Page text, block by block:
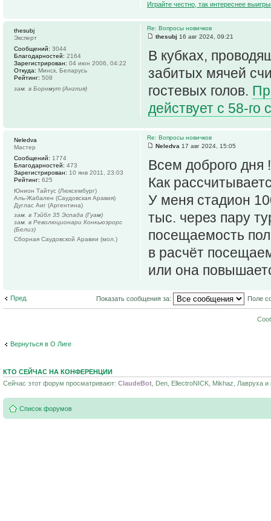
Играйте честно, так интереснее
Re: Вопросы новичков
thesubj 16 авг 2024, 09:21
В кубках,
забитых мячей
гостевых голов.
действует с 58-го
thesubj
Эксперт
Сообщений: 3044
Благодарностей: 2164
Зарегистрирован: 04 июн 2006, 04:22
Откуда: Минск, Беларусь
Рейтинг: 508
зам. в Борнмут (Англия)
Re: Вопросы новичков
Neledva 17 авг 2024, 15:05
Всем доброго дня !
Как
У меня стадион
тыс. через пару
посещаемость
в расчёт
или она
Neledva
Мастер
Сообщений: 1774
Благодарностей: 473
Зарегистрирован: 10 янв 2011, 23:03
Рейтинг: 625
Юнион Тайтус (Люксембург)
Аль-Жабален (Саудовская Аравия)
Дуглас Аиг (Аргентина)
зам. в Тэйбл 35 Эспада (Гуам)
зам. в Революционари Конкьюэрорс
(Белиз)
Сборная Саудовской Аравии (мол.)
Пред. Показать сообщения за: Поле
Вернуться в О Лиге
КТО СЕЙЧАС НА КОНФЕРЕНЦИИ
Сейчас этот форум просматривают: ClaudeBot , Den, EllectroNICK, Mikhaz, Лавруха и
Список форумов